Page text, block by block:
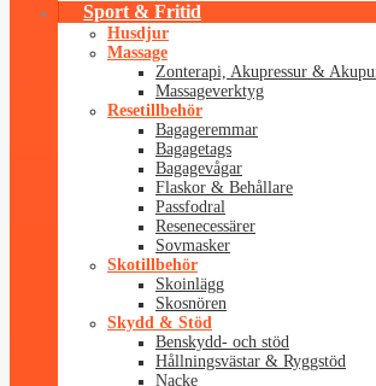
Sport & Fritid
Husdjur
Massage
Zonterapi, Akupressur &
Massageverktyg
Resetillbehör
Bagageremmar
Bagagetags
Bagagevågar
Flaskor & Behållare
Passfodral
Resenecessärer
Sovmasker
Skotillbehör
Skoinlägg
Skosnören
Skydd & Stöd
Benskydd- och stöd
Hållningsvästar & Ryggstöd
Nacke